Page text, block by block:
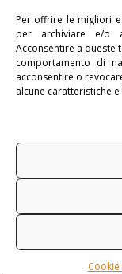
Per offrire le migliori
per archiviare e/o
Acconsentire a queste
comportamento di
acconsentire o
alcune caratteristiche
Cookie